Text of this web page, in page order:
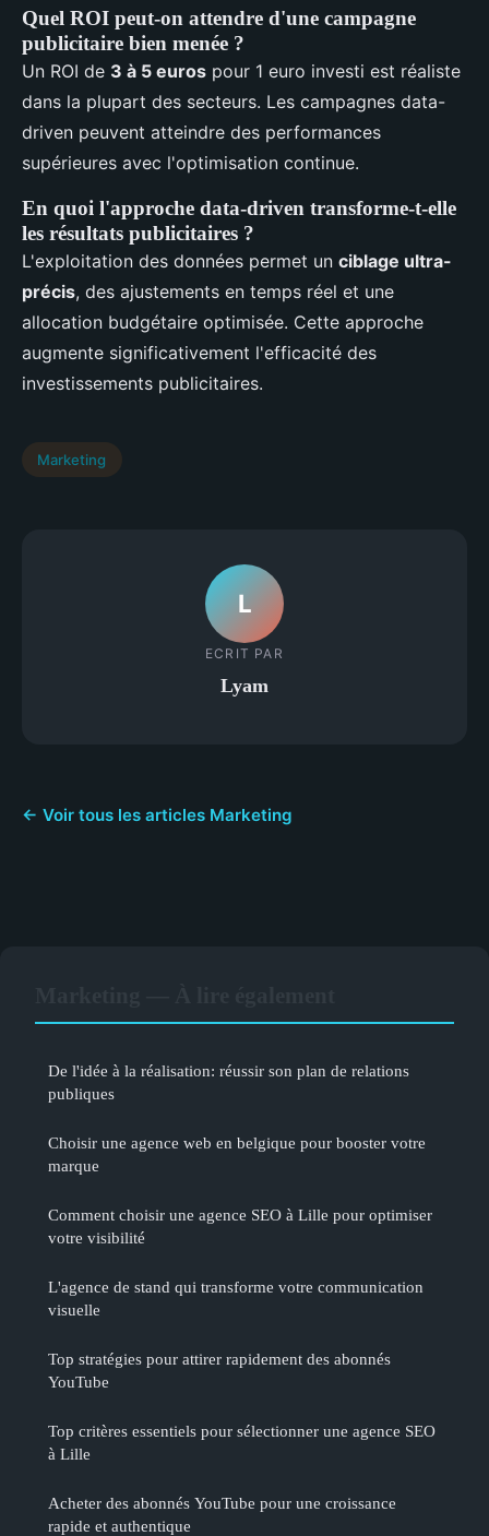
Quel ROI peut-on attendre d'une campagne
publicitaire bien menée ?
Un ROI de 3 à 5 euros pour 1 euro investi est réaliste
dans la plupart des secteurs. Les campagnes data-
driven peuvent atteindre des performances
supérieures avec l'optimisation continue.
En quoi l'approche data-driven transforme-t-elle
les résultats publicitaires ?
L'exploitation des données permet un ciblage ultra-
précis, des ajustements en temps réel et une
allocation budgétaire optimisée. Cette approche
augmente significativement l'efficacité des
investissements publicitaires.
Marketing
L
ECRIT PAR
Lyam
← Voir tous les articles Marketing
De l'idée à la réalisation: réussir son plan de relations
publiques
Choisir une agence web en belgique pour booster votre
marque
Comment choisir une agence SEO à Lille pour optimiser
votre visibilité
L'agence de stand qui transforme votre communication
visuelle
Top stratégies pour attirer rapidement des abonnés
YouTube
Top critères essentiels pour sélectionner une agence SEO
à Lille
Acheter des abonnés YouTube pour une croissance
rapide et authentique